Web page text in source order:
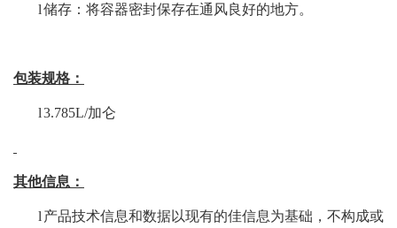
l储存：将容器密封保存在通风良好的地方。
包装规格：
l3.785L/加仑
其他信息：
l 产品技术信息和数据以现有的佳信息为基础，不构成或